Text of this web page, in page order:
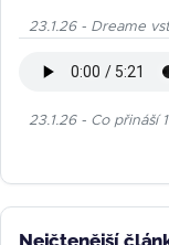
23.1.26 - Dreame
23.1.26 - Co přináší